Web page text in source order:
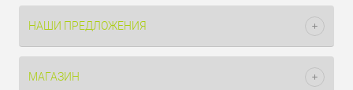
НАШИ ПРЕДЛОЖЕНИЯ
МАГАЗИН